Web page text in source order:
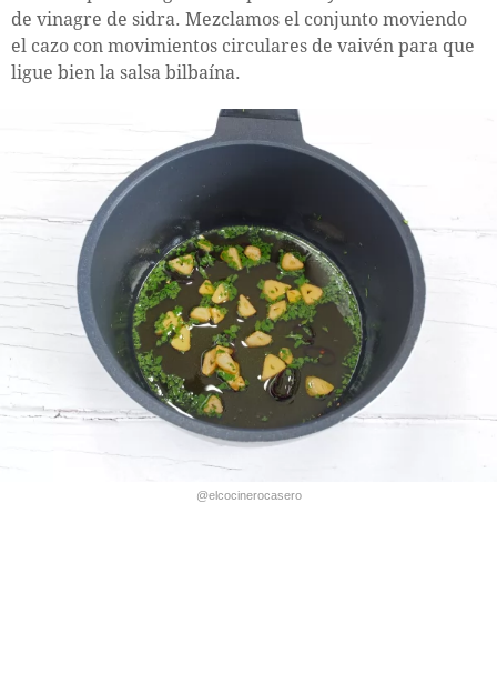
de vinagre de sidra. Mezclamos el conjunto moviendo
el cazo con movimientos circulares de vaivén para que
ligue bien la salsa bilbaína.
@elcocinerocasero